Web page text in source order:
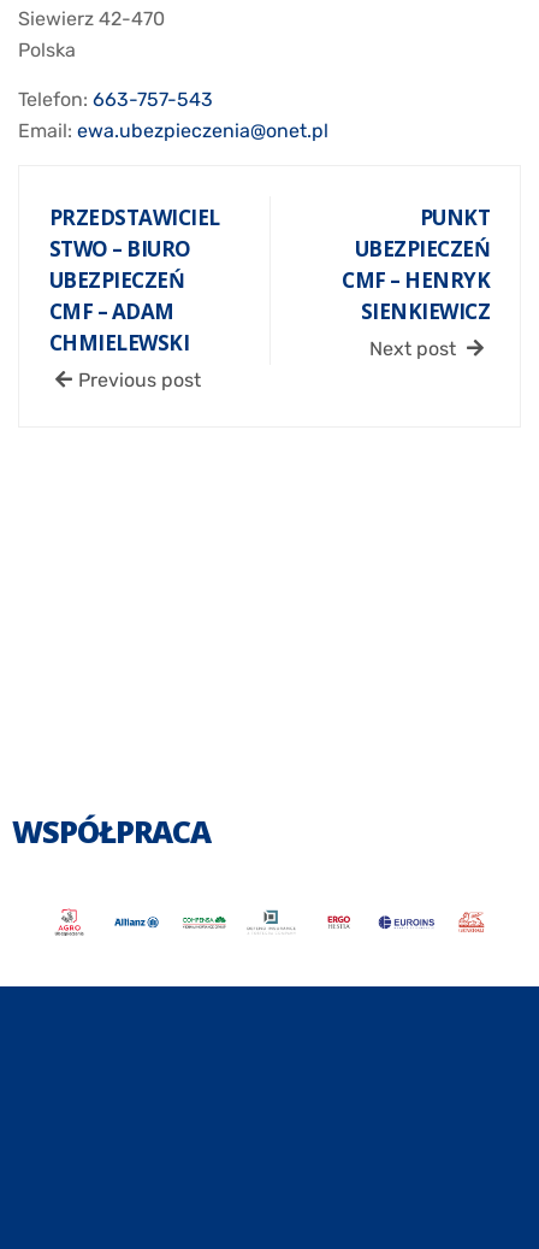
Siewierz 42-470
Polska
Telefon: 663-757-543
Email: ewa.ubezpieczenia@onet.pl
PRZEDSTAWICIEL
STWO – BIURO
UBEZPIECZEŃ
CMF – ADAM
CHMIELEWSKI
Previous post
PUNKT
UBEZPIECZEŃ
CMF – HENRYK
SIENKIEWICZ
Next post
WSPÓŁPRACA